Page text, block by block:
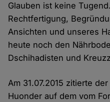
Glauben ist keine
Rechtfertigung,
Ansichten und unseres
heute noch den
Dschihadisten und
Am 31.07.2015 zitierte
Huonder auf dem vom